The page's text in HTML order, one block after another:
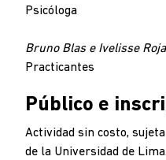
Psicóloga
Bruno Blas e Ivelisse
Practicantes
Público e
Actividad sin costo,
de la Universidad de Lima.